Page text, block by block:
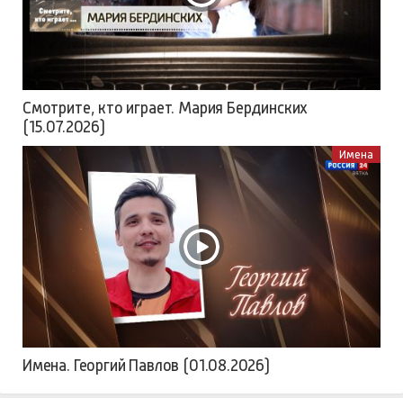
Смотрите, кто играет. Мария Бердинских
(15.07.2026)
Имена
Имена. Георгий Павлов (01.08.2026)